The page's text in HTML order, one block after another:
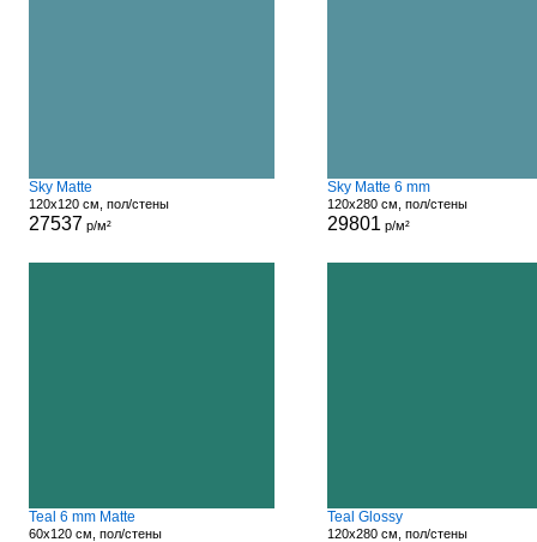
Sky Matte
120x120 см, пол/стены
27537 р/м²
Sky Matte 6 mm
120x280 см, пол/стены
29801 р/м²
Teal 6 mm Matte
60x120 см, пол/стены
Teal Glossy
120x280 см, пол/стены